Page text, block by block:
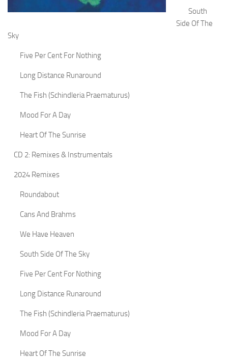
South
Side Of The
Sky
Five Per Cent For Nothing
Long Distance Runaround
The Fish (Schindleria Praematurus)
Mood For A Day
Heart Of The Sunrise
CD 2: Remixes & Instrumentals
2024 Remixes
Roundabout
Cans And Brahms
We Have Heaven
South Side Of The Sky
Five Per Cent For Nothing
Long Distance Runaround
The Fish (Schindleria Praematurus)
Mood For A Day
Heart Of The Sunrise